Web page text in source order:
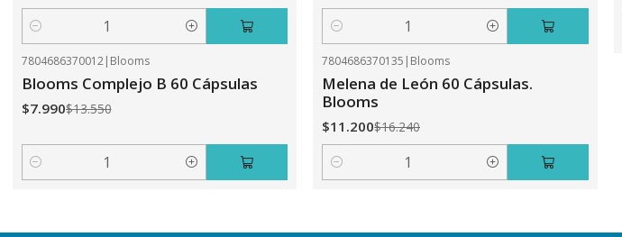
Cantidad Cantidad
7804686370012| Blooms
Blooms Complejo B 60 Cápsulas
$7.990$13.550
Cantidad
7804686370135 | Blooms
Melena de León 60 Cápsulas.
Blooms
$11.200$16.240
Cantidad